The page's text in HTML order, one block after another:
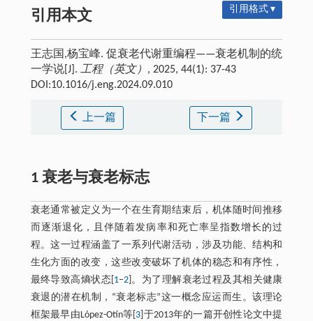
引用本文 引用格式 ▾
王志国,杨宝峰. 促衰老代谢重编程——衰老机制的统
一学说[J]. 工程（英文） , 2025, 44(1): 37-43
DOI:10.1016/j.eng.2024.09.010
上一篇 下一篇
1 衰老与衰老标志
衰老通常被定义为一个在生育期结束后，机体随时间推移
而逐渐退化，且伴随着发病率和死亡率呈指数增长的过
程。这一过程涵盖了一系列代谢活动，涉及功能、结构和
生化方面的改变，这些改变破坏了机体的稳态和有序性，
最终导致高熵状态[ 1‒2 ]。为了理解衰老过程及其相关健康
衰退的潜在机制，“衰老标志”这一概念应运而生。该理论
框架最早由López-Otín等[ 3 ]于2013年的一篇开创性论文中提